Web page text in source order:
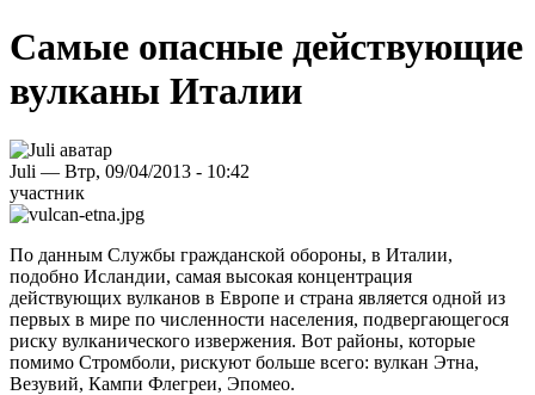
Самые опасные действующие
вулканы Италии
Juli — Втр, 09/04/2013 - 10:42
участник
По данным Службы гражданской обороны, в Италии,
подобно Исландии, самая высокая концентрация
действующих вулканов в Европе и страна является одной из
первых в мире по численности населения, подвергающегося
риску вулканического извержения. Вот районы, которые
помимо Стромболи, рискуют больше всего: вулкан Этна,
Везувий, Кампи Флегреи, Эпомео.